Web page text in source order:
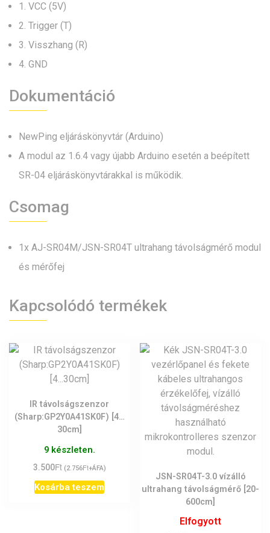
1. VCC (5V)
2. Trigger (T)
3. Visszhang (R)
4. GND
Dokumentáció
NewPing eljáráskönyvtár (Arduino)
A modul az 1.6.4 vagy újabb Arduino esetén a beépített
SR-04 eljáráskönyvtárakkal is működik.
Csomag
1x AJ-SR04M/JSN-SR04T ultrahang távolságmérő modul
és mérőfej
Kapcsolódó termékek
IR távolságszenzor
(Sharp:GP2Y0A41SK0F) [4…
30cm]
9 készleten.
3.500Ft (2.756Ft+ÁFA)
Kosárba teszem
JSN-SR04T-3.0 vízálló
ultrahang távolságmérő [20-
600cm]
Elfogyott